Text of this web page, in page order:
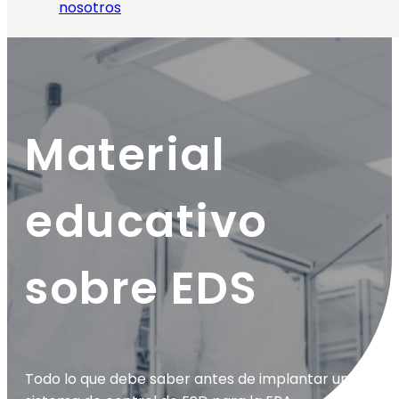
nosotros
Material
educativo
sobre EDS
Todo lo que debe saber antes de implantar un